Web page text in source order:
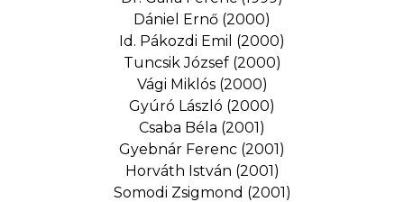
Dániel Ernő (2000)
Id. Pákozdi Emil (2000)
Tuncsik József (2000)
Vági Miklós (2000)
Gyúró László (2000)
Csaba Béla (2001)
Gyebnár Ferenc (2001)
Horváth István (2001)
Somodi Zsigmond (2001)